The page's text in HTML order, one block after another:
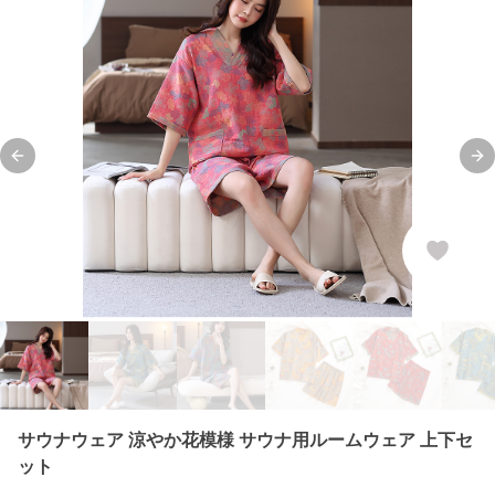
Previous slide
サウナウェア 涼やか花模様 サウナ用ルームウェア 上下セ
ット